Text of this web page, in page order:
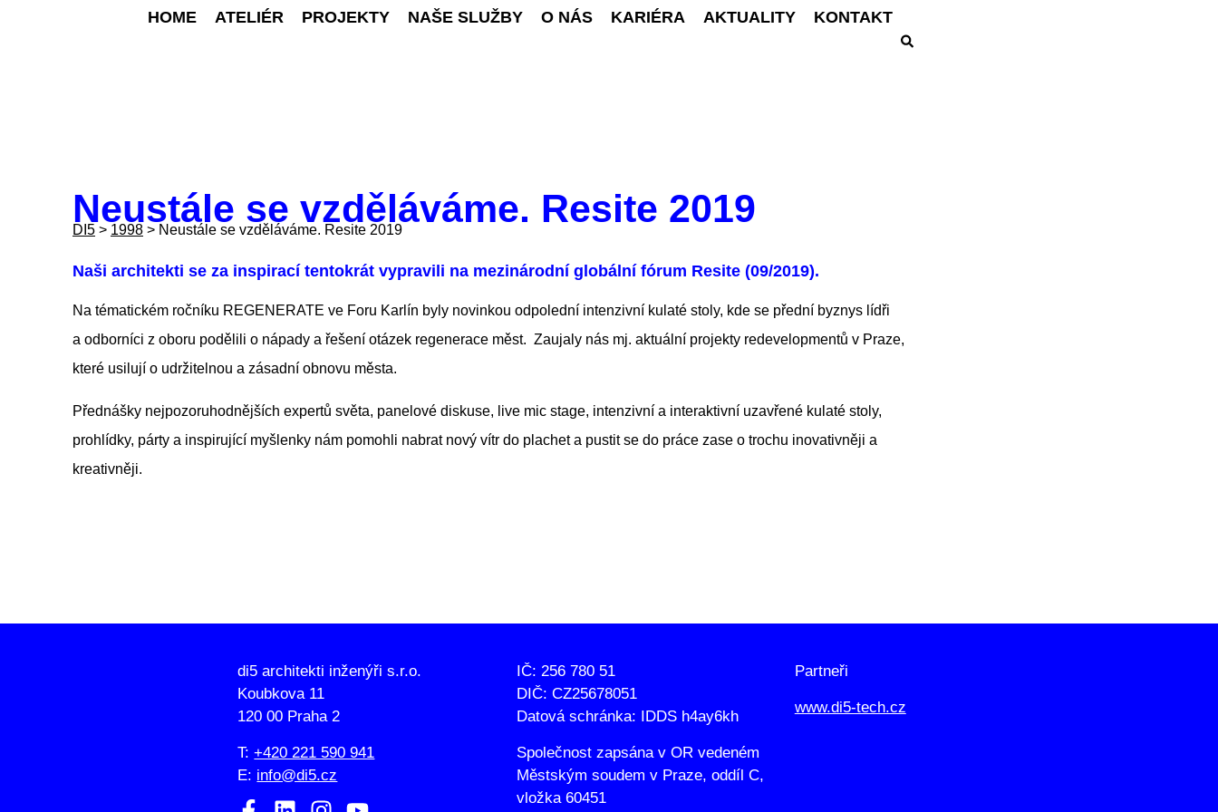
HOME ATELIÉR PROJEKTY NAŠE SLUŽBY O NÁS KARIÉRA AKTUALITY KONTAKT
Neustále se vzděláváme. Resite 2019
DI5 > 1998 > Neustále se vzděláváme. Resite 2019
Naši architekti se za inspirací tentokrát vypravili na mezinárodní globální fórum Resite (09/2019).
Na tématickém ročníku REGENERATE ve Foru Karlín byly novinkou odpolední intenzivní kulaté stoly, kde se přední byznys lídři
a odborníci z oboru podělili o nápady a řešení otázek regenerace měst. Zaujaly nás mj. aktuální projekty redevelopmentů v Praze,
které usilují o udržitelnou a zásadní obnovu města.
Přednášky nejpozoruhodnějších expertů světa, panelové diskuse, live mic stage, intenzivní a interaktivní uzavřené kulaté stoly,
prohlídky, párty a inspirující myšlenky nám pomohli nabrat nový vítr do plachet a pustit se do práce zase o trochu inovativněji a
kreativněji.
di5 architekti inženýři s.r.o.
Koubkova 11
120 00 Praha 2
T:+420 221 590 941
E: info@di5.cz
IČ: 256 780 51
DIČ: CZ25678051
Datová schránka: IDDS h4ay6kh
Společnost zapsána v OR vedeném
Městským soudem v Praze, oddíl C,
vložka 60451
Partneři
www.di5-tech.cz